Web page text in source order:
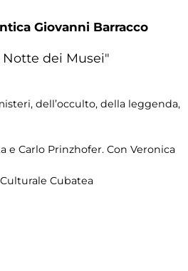
Giovanni Barracco
Notte dei Musei"
dell’occulto, della leggenda,
e Carlo Prinzhofer. Con Veronica
Cubatea